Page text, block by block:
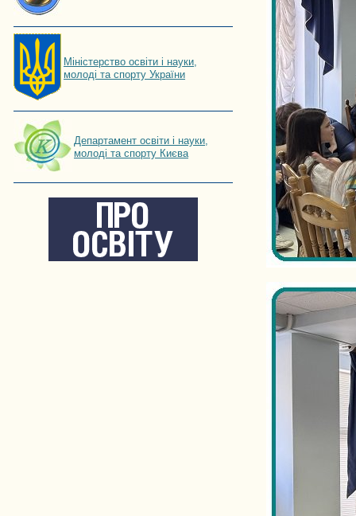
Мiнiстерство освiти і науки,
молоді та спорту України
Департамент освіти і науки,
молоді та спорту Києва